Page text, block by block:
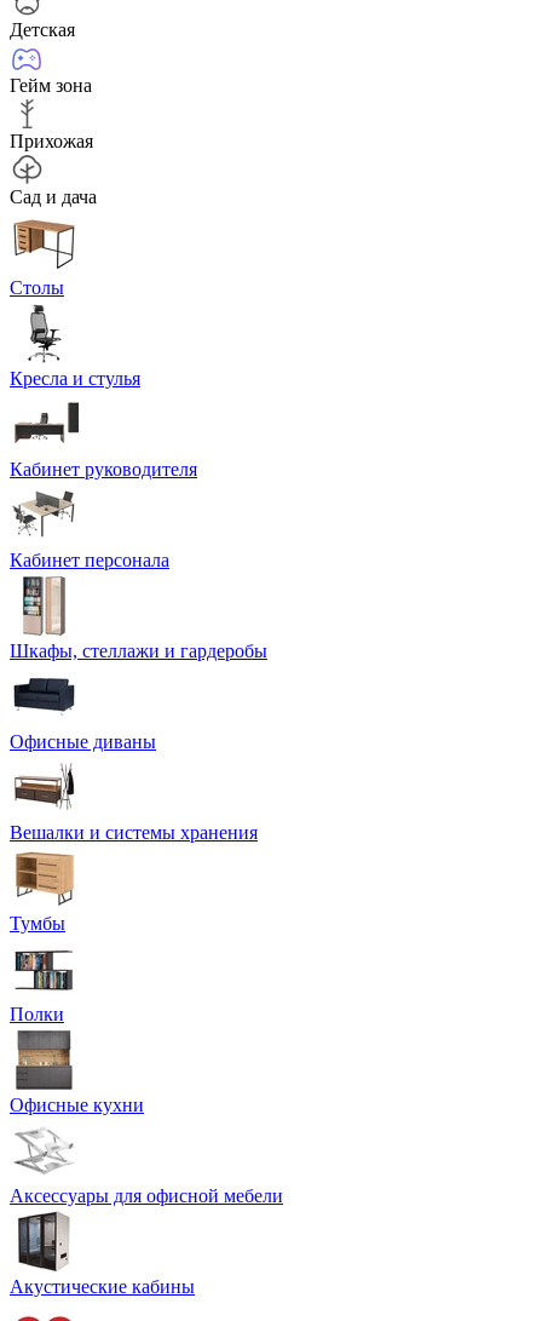
Детская
Гейм зона
Прихожая
Сад и дача
Столы
Кресла и стулья
Кабинет руководителя
Кабинет персонала
Шкафы, стеллажи и гардеробы
Офисные диваны
Вешалки и системы хранения
Тумбы
Полки
Офисные кухни
Аксессуары для офисной мебели
Акустические кабины